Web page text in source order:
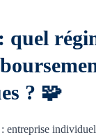
quel
? 🧩
entreprise